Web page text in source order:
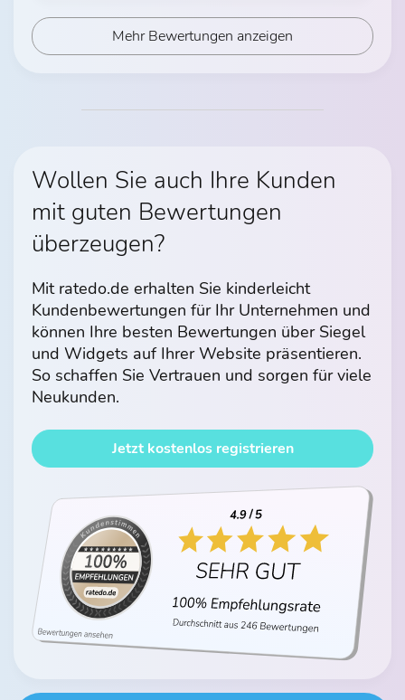
Mehr Bewertungen anzeigen
Wollen Sie auch Ihre Kunden
mit guten Bewertungen
überzeugen?
Mit ratedo.de erhalten Sie kinderleicht
Kundenbewertungen für Ihr Unternehmen und
können Ihre besten Bewertungen über Siegel
und Widgets auf Ihrer Website präsentieren.
So schaffen Sie Vertrauen und sorgen für viele
Neukunden.
Jetzt kostenlos registrieren